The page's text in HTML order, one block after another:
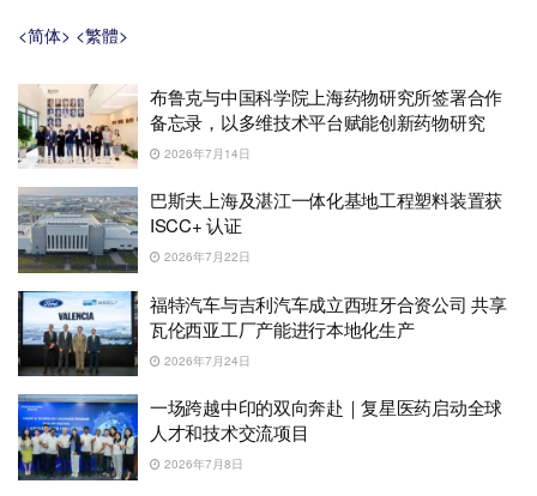
<简体> <繁體>
布鲁克与中国科学院上海药物研究所签署合作
备忘录，以多维技术平台赋能创新药物研究
2026年7月14日
巴斯夫上海及湛江一体化基地工程塑料装置获
ISCC+ 认证
2026年7月22日
福特汽车与吉利汽车成立西班牙合资公司 共享
瓦伦西亚工厂产能进行本地化生产
2026年7月24日
一场跨越中印的双向奔赴｜复星医药启动全球
人才和技术交流项目
2026年7月8日